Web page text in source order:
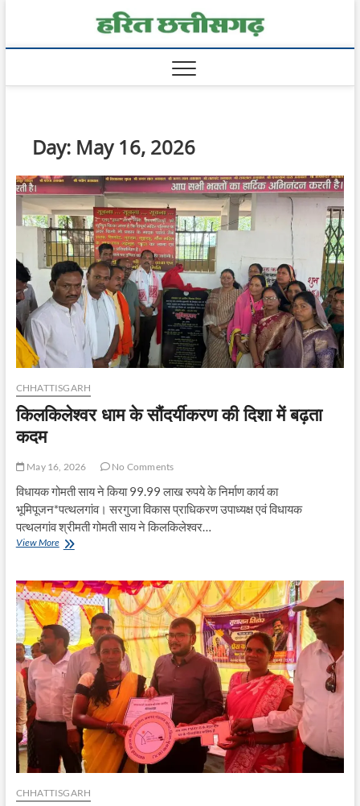
Day: May 16, 2026
CHHATTISGARH
किलकिलेश्वर धाम के सौंदर्यीकरण की दिशा में बढ़ता
कदम
May 16, 2026 No Comments
विधायक गोमती साय ने किया 99.99 लाख रुपये के निर्माण कार्य का
भूमिपूजन*पत्थलगांव। सरगुजा विकास प्राधिकरण उपाध्यक्ष एवं विधायक
पत्थलगांव श्रीमती गोमती साय ने किलकिलेश्वर…
View Moreकिलकिलेश्वर
सौंदर्यीकरण
की
दिशा
में
बढ़ता
कदम
CHHATTISGARH